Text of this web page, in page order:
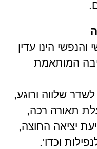
הינו עדין
המותאמת
שלווה ורוגע,
תאורה רכה,
יציאה החוצה,
וכדו'.